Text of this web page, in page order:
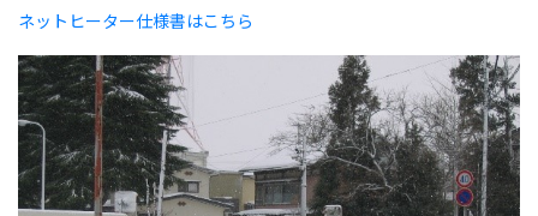
ネットヒーター仕様書はこちら